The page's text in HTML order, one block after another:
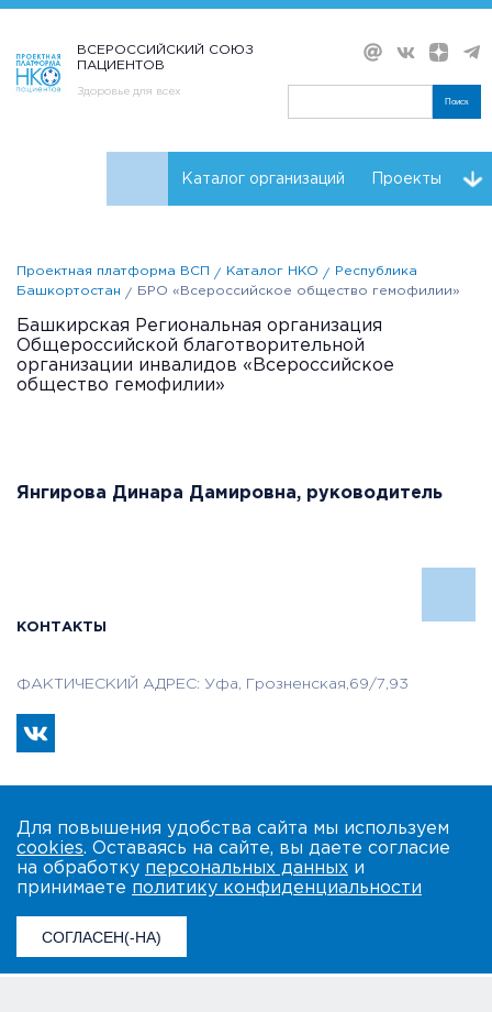
ВСЕРОССИЙСКИЙ СОЮЗ
ПАЦИЕНТОВ
Здоровье для всех
Поиск
Каталог организаций Проекты
Проектная платформа ВСП Каталог НКО
Республика
Башкортостан
БРО «Всероссийское общество гемофилии»
Башкирская Региональная организация
Общероссийской благотворительной
организации инвалидов «Всероссийское
общество гемофилии»
Янгирова Динара Дамировна, руководитель
КОНТАКТЫ
ФАКТИЧЕСКИЙ АДРЕС: Уфа, Грозненская,69/7,93
Для повышения удобства сайта мы используем
cookies. Оставаясь на сайте, вы даете согласие
на обработку персональных данных и
принимаете политику конфиденциальности
СОГЛАСЕН(-НА)